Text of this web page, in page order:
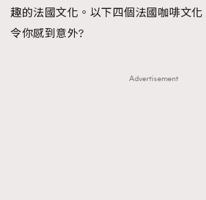
趣的法國文化。以下四個法國咖啡文
令你感到意外?
Advertisement